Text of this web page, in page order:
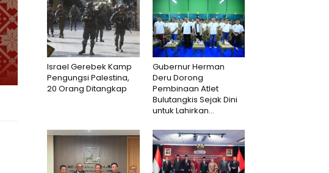
Israel Gerebek Kamp
Pengungsi Palestina,
20 Orang Ditangkap
Gubernur Herman
Deru Dorong
Pembinaan Atlet
Bulutangkis Sejak Dini
untuk Lahirkan...